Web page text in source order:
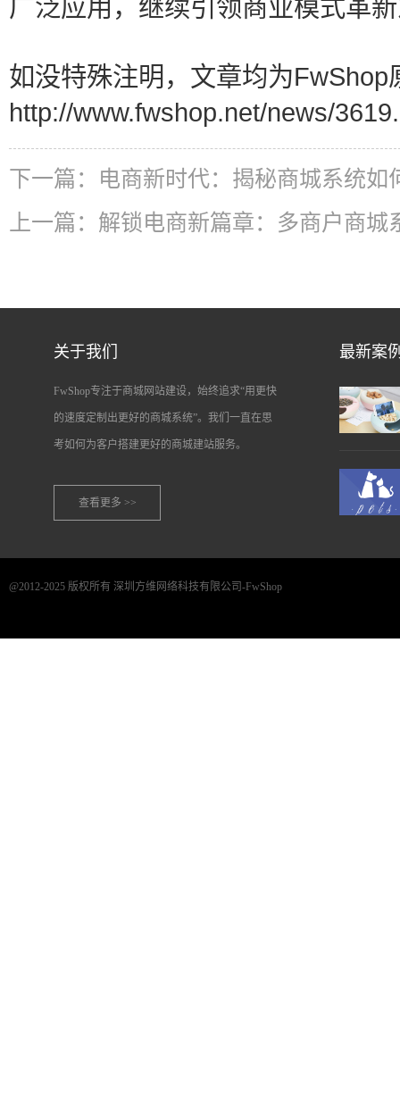
广泛应用，继续引领商业模式革
如没特殊注明，文章均为FwShop
http://www.fwshop.net/news/
下一篇：
电商新时代：揭秘商城系统如
上一篇： 解锁电商新篇章：多商户商城
关于我们
FwShop专注于商城网站建设，始终追求“用更快
的速度定制出更好的商城系统”。我们一直在思
考如何为客户搭建更好的商城建站服务。
查看更多 >>
最新案
@2012-2025 版权所有 深圳方维网络科技有限公司-FwShop